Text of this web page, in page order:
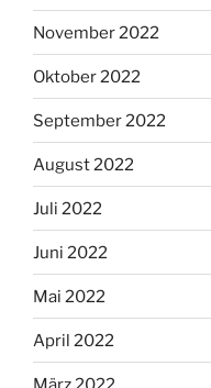
November 2022
Oktober 2022
September 2022
August 2022
Juli 2022
Juni 2022
Mai 2022
April 2022